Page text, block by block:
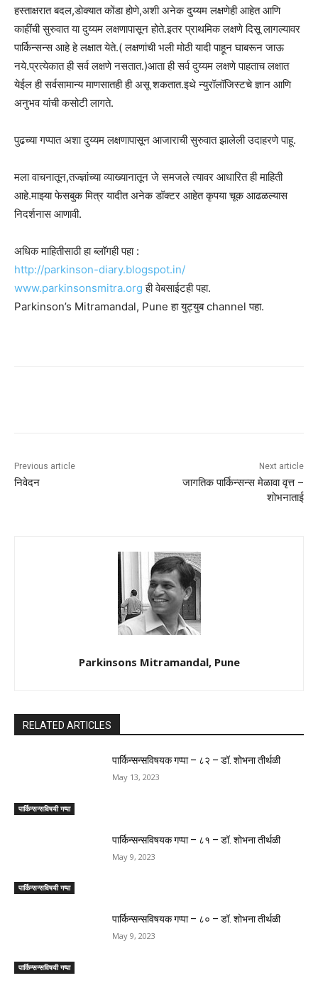
हस्ताक्षरात बदल,डोक्यात कोंडा होणे,अशी अनेक दुय्यम लक्षणेही आहेत आणि
काहींची सुरुवात या दुय्यम लक्षणापासून होते.इतर प्राथमिक लक्षणे दिसू लागल्यावर
पार्किन्सन्स आहे हे लक्षात येते.( लक्षणांची भली मोठी यादी पाहून घाबरून जाऊ
नये.प्रत्येकात ही सर्व लक्षणे नसतात.)आता ही सर्व दुय्यम लक्षणे पाहताच लक्षात
येईल ही सर्वसामान्य माणसातही ही असू शकतात.इथे न्युरॉलॉजिस्टचे ज्ञान आणि
अनुभव यांची कसोटी लागते.
पुढच्या गप्पात अशा दुय्यम लक्षणापासून आजाराची सुरुवात झालेली उदाहरणे पाहू.
मला वाचनातून,तज्ज्ञांच्या व्याख्यानातून जे समजले त्यावर आधारित ही माहिती
आहे.माझ्या फेसबुक मित्र यादीत अनेक डॉक्टर आहेत कृपया चूक आढळल्यास
निदर्शनास आणावी.
अधिक माहितीसाठी हा ब्लॉगही पहा :
http://parkinson-diary.blogspot.in/
www.parkinsonsmitra.org ही वेबसाईटही पहा.
Parkinson’s Mitramandal, Pune हा युट्युब channel पहा.
Previous article
निवेदन
Next article
जागतिक पार्किन्सन्स मेळावा वृत्त –
शोभनाताई
Parkinsons Mitramandal, Pune
RELATED ARTICLES
पार्किन्सन्सविषयी गप्पा
पार्किन्सन्सविषयक गप्पा – ८२ – डॉ. शोभना तीर्थळी
May 13, 2023
पार्किन्सन्सविषयी गप्पा
पार्किन्सन्सविषयक गप्पा – ८१ – डॉ. शोभना तीर्थळी
May 9, 2023
पार्किन्सन्सविषयी गप्पा
पार्किन्सन्सविषयक गप्पा – ८० – डॉ. शोभना तीर्थळी
May 9, 2023